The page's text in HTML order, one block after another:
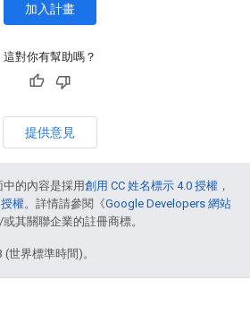
加入計畫
這對你有幫助嗎？
提供意見
的內容是採用創用 CC 姓名標示 4.0 授權 ，
權。詳情請參閱《Google Developers 網站
其關聯企業的註冊商標。
世界標準時間)。